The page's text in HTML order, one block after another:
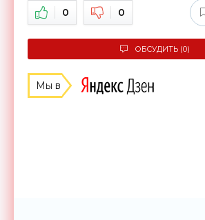
0 0
ОБСУДИТЬ (0)
Мы в